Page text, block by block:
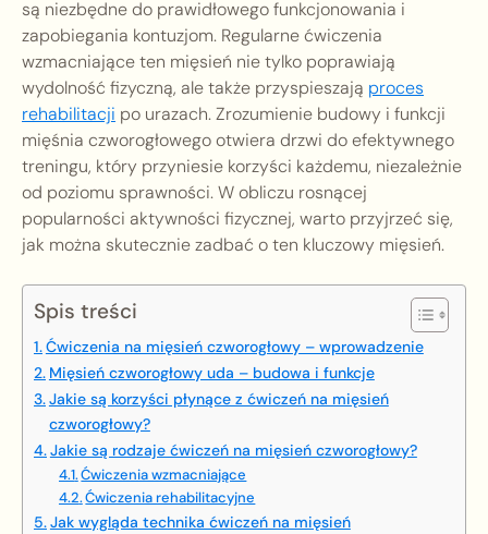
są niezbędne do prawidłowego funkcjonowania i
zapobiegania kontuzjom. Regularne ćwiczenia
wzmacniające ten mięsień nie tylko poprawiają
wydolność fizyczną, ale także przyspieszają proces
rehabilitacji po urazach. Zrozumienie budowy i funkcji
mięśnia czworogłowego otwiera drzwi do efektywnego
treningu, który przyniesie korzyści każdemu, niezależnie
od poziomu sprawności. W obliczu rosnącej
popularności aktywności fizycznej, warto przyjrzeć się,
jak można skutecznie zadbać o ten kluczowy mięsień.
Spis treści
Ćwiczenia na mięsień czworogłowy – wprowadzenie
Mięsień czworogłowy uda – budowa i funkcje
Jakie są korzyści płynące z ćwiczeń na mięsień
czworogłowy?
Jakie są rodzaje ćwiczeń na mięsień czworogłowy?
Ćwiczenia wzmacniające
Ćwiczenia rehabilitacyjne
Jak wygląda technika ćwiczeń na mięsień